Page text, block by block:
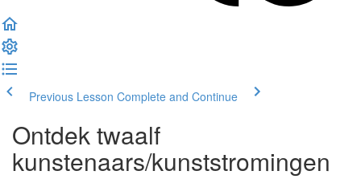
Previous Lesson Complete and Continue
Ontdek twaalf
kunstenaars/kunststromingen